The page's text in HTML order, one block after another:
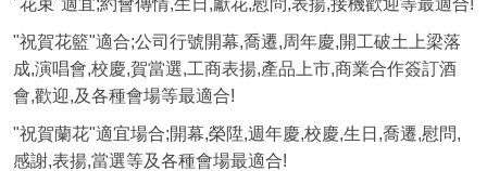
"花束"適宜;約會傳情,生日,獻花,慰問,表揚,接機歡迎等最適合!
"祝賀花籃"適合;公司行號開幕,喬遷,周年慶,開工破土上梁落
成,演唱會,校慶,賀當選,工商表揚,產品上市,商業合作簽訂酒
會,歡迎,及各種會場等最適合!
"祝賀蘭花"適宜場合;開幕,榮陞,週年慶,校慶,生日,喬遷,慰問,
感謝,表揚,當選等及各種會場最適合!